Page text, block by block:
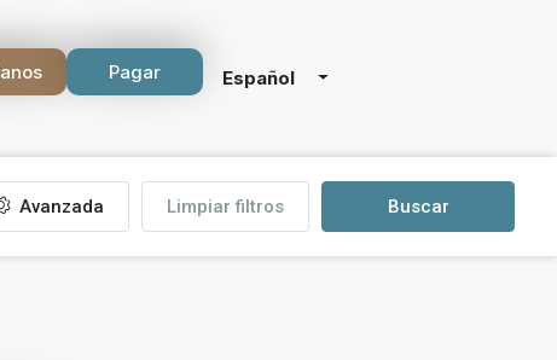
Pagar Español
Avanzada Limpiar filtros Buscar